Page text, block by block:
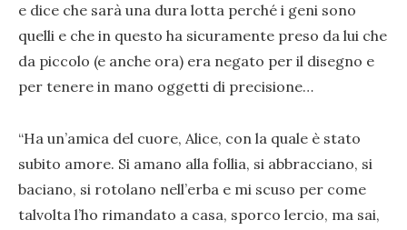
e dice che sarà una dura lotta perché i geni sono
quelli e che in questo ha sicuramente preso da lui che
da piccolo (e anche ora) era negato per il disegno e
per tenere in mano oggetti di precisione…
“Ha un’amica del cuore, Alice, con la quale è stato
subito amore. Si amano alla follia, si abbracciano, si
baciano, si rotolano nell’erba e mi scuso per come
talvolta l’ho rimandato a casa, sporco lercio, ma sai,